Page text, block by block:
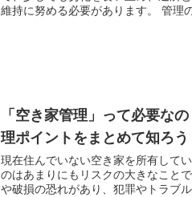
維持に努める
「空き家管理」って必要な
理ポイントをまとめて知ろう
現在住んでいない空き家を所有して
のはあまりにもリスクの大きなこと
や破損の恐れがあり、犯罪やトラブ